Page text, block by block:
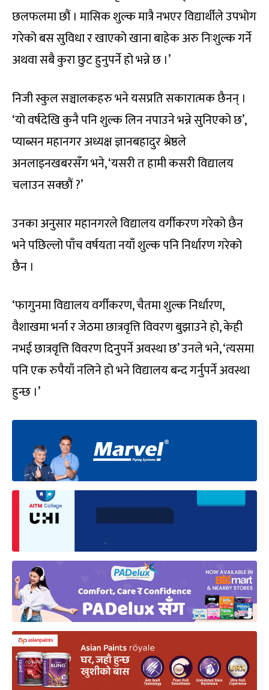
छलफलमा छौं । मासिक शुल्क मात्रै नभएर विद्यार्थीले उपभोग
गरेको बस सुविधा र खाएको खाना बाहेक अरु निःशुल्क गर्ने
अथवा सबै कुरा छुट हुनुपर्ने हो भन्ने छ ।’
निजी स्कुल सञ्चालकहरु भने यसप्रति सकारात्मक छैनन् ।
‘यो वर्षदेखि कुनै पनि शुल्क लिन नपाउने भन्ने सुनिएको छ’,
प्याब्सन महानगर अध्यक्ष ज्ञानबहादुर श्रेष्ठले
अनलाइनखबरसँग भने, ‘यसरी त हामी कसरी विद्यालय
चलाउन सक्छौं ?’
उनका अनुसार महानगरले विद्यालय वर्गीकरण गरेको छैन
भने पछिल्लो पाँच वर्षयता नयाँ शुल्क पनि निर्धारण गरेको
छैन ।
‘फागुनमा विद्यालय वर्गीकरण, चैतमा शुल्क निर्धारण,
वैशाखमा भर्ना र जेठमा छात्रवृत्ति विवरण बुझाउने हो, केही
नभई छात्रवृत्ति विवरण दिनुपर्ने अवस्था छ’ उनले भने, ‘त्यसमा
पनि एक रुपैयाँ नलिने हो भने विद्यालय बन्द गर्नुपर्ने अवस्था
हुन्छ ।’